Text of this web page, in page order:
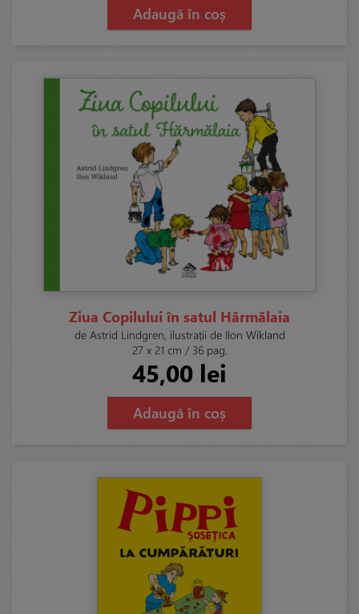
Adaugă în coș
Ziua Copilului în satul Hărmălaia
de Astrid Lindgren, ilustrații de Ilon Wikland
27 x 21 cm / 36 pag.
45,00 lei
Adaugă în coș